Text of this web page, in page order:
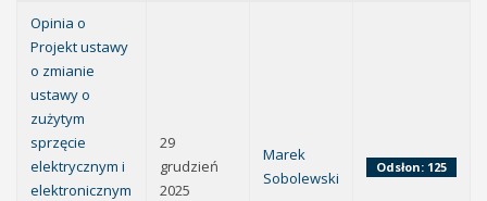
Opinia o
Projekt ustawy
o zmianie
ustawy o
zużytym
sprzęcie
elektrycznym i
elektronicznym
29
grudzień
2025
Marek
Sobolewski
Odsłon: 125